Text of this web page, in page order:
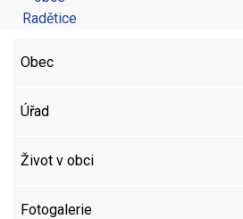
Obec
Úřad
Život v obci
Fotogalerie